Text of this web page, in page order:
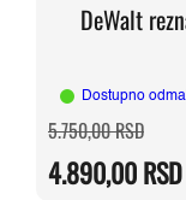
DeWalt
Dostupno
5.750,00RSDcena
bila:
4.890,00RSD
cena